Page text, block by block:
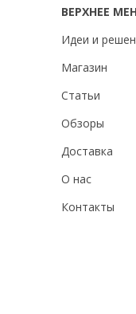
ВЕРХНЕЕ
Идеи и
Магазин
Статьи
Обзоры
Доставка
О нас
Контакты